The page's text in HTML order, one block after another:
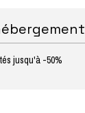
jusqu'à -50%